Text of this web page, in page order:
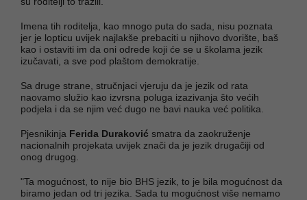
Imena tih roditelja, kao mnogo puta do sada, nisu poznata
jer je lopticu uvijek najlakše prebaciti u njihovo dvorište, baš
kao i ostaviti im da oni odrede koji će se u školama jezik
izučavati, a sve pod plaštom demokratije.
Sa druge strane, stručnjaci vjeruju da je jezik od rata
naovamo služio kao izvrsna poluga izazivanja što većih
podjela i da se njim već dugo ne bavi nauka već politika.
Pjesnikinja Ferida Duraković smatra da zaokruženje
nacionalnih projekata uvijek znači da je jezik drugačiji od
onog drugog.
"Ta mogućnost, to nije bio BHS jezik, to je bila mogućnost da
biramo jedan od tri jezika. Sada tu mogućnost više nemamo